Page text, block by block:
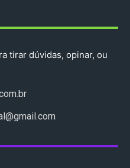
tirar dúvidas, opinar, ou